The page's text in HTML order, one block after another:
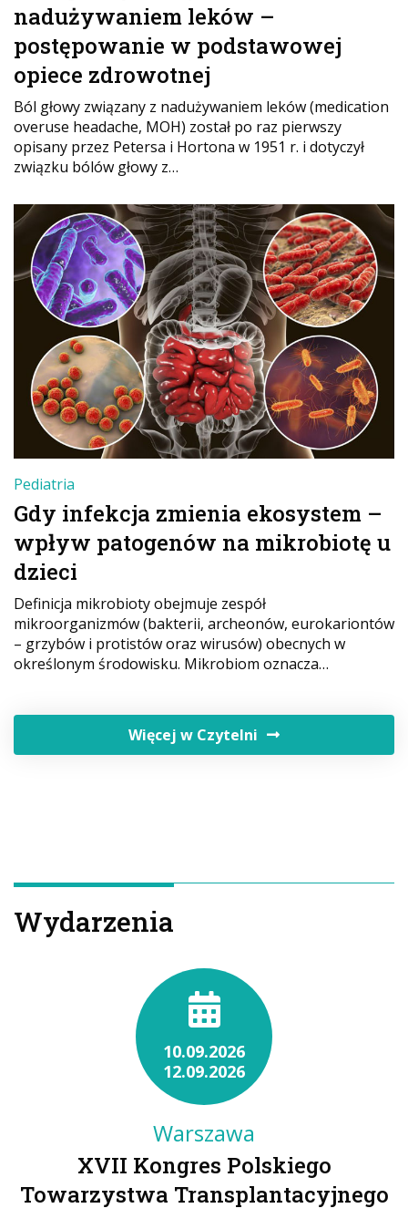
nadużywaniem leków –
postępowanie w podstawowej
opiece zdrowotnej
Ból głowy związany z nadużywaniem leków (medication
overuse headache, MOH) został po raz pierwszy
opisany przez Petersa i Hortona w 1951 r. i dotyczył
związku bólów głowy z…
Pediatria
Gdy infekcja zmienia ekosystem –
wpływ patogenów na mikrobiotę u
dzieci
Definicja mikrobioty obejmuje zespół
mikroorganizmów (bakterii, archeonów, eurokariontów
– grzybów i protistów oraz wirusów) obecnych w
określonym środowisku. Mikrobiom oznacza…
Więcej w Czytelni
Wydarzenia
10.09.2026
12.09.2026
Warszawa
XVII Kongres Polskiego
Towarzystwa Transplantacyjnego